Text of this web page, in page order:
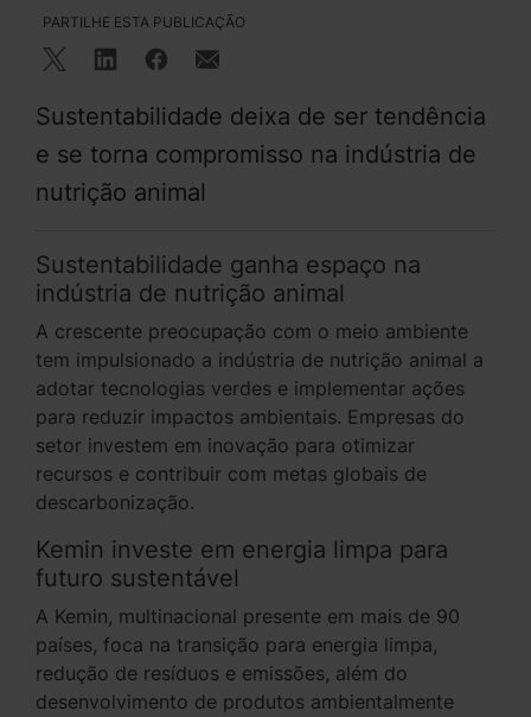
PARTILHE ESTA PUBLICAÇÃO
Sustentabilidade deixa de ser tendência
e se torna compromisso na indústria de
nutrição animal
Sustentabilidade ganha espaço na
indústria de nutrição animal
A crescente preocupação com o meio ambiente
tem impulsionado a indústria de nutrição animal a
adotar tecnologias verdes e implementar ações
para reduzir impactos ambientais. Empresas do
setor investem em inovação para otimizar
recursos e contribuir com metas globais de
descarbonização.
Kemin investe em energia limpa para
futuro sustentável
A Kemin, multinacional presente em mais de 90
países, foca na transição para energia limpa,
redução de resíduos e emissões, além do
desenvolvimento de produtos ambientalmente